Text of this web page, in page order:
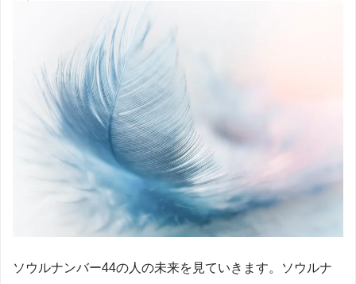
ソウルナンバー44の人の未来を見ていきます。ソウルナ